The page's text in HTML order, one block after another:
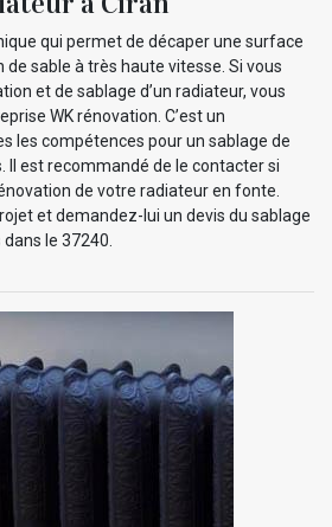
qui permet de décaper une surface
sable à très haute vitesse. Si vous
et de sablage d’un radiateur, vous
WK rénovation. C’est un
les compétences pour un sablage de
Il est recommandé de le contacter si
de votre radiateur en fonte.
et demandez-lui un devis du sablage
le 37240.